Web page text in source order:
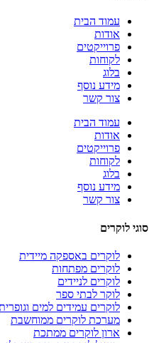
עמוד הבית
אודות
פרוייקטים
לקוחות
בלוג
מידע נוסף
צור קשר
עמוד הבית
אודות
פרוייקטים
לקוחות
בלוג
מידע נוסף
צור קשר
סוגי לוקרים
לוקרים באספקה מיידית
לוקרים מפתחות
לוקרים לניידים
לוקר לבתי ספר
לוקרים עמידים למים
מערכת לוקרים ממוחשבת
ארון לוקרים ממתכת